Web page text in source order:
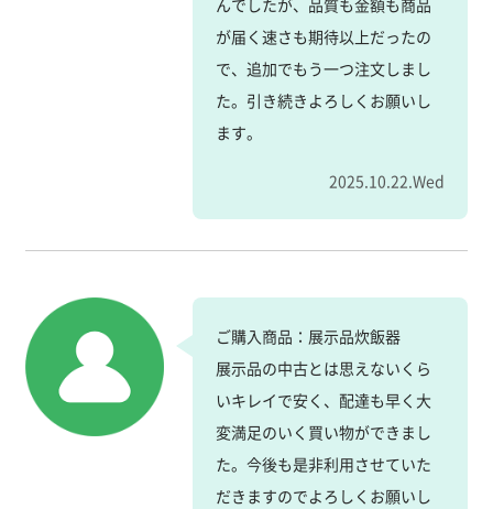
が届く速さも期待以上だったの
で、追加でもう一つ注文しまし
た。引き続きよろしくお願いし
ます。
2025.10.22.Wed
ご購入商品：展示品炊飯器
展示品の中古とは思えないくら
いキレイで安く、配達も早く大
変満足のいく買い物ができまし
た。今後も是非利用させていた
だきますのでよろしくお願いし